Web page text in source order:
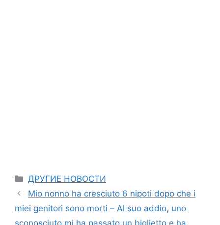
Categories
ДРУГИЕ НОВОСТИ
Mio nonno ha cresciuto 6 nipoti dopo che i
miei genitori sono morti – Al suo addio, uno
sconosciuto mi ha passato un biglietto e ha